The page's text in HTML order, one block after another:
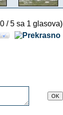
/ 5 sa 1 glasova)